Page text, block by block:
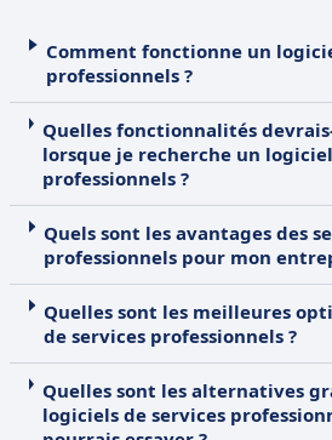
Comment fonctionne un
professionnels ?
Quelles fonctionnalités
lorsque je recherche un
professionnels ?
Quels sont les avantages des
professionnels pour mon
Quelles sont les meilleures
de services professionnels ?
Quelles sont les alternatives
logiciels de services